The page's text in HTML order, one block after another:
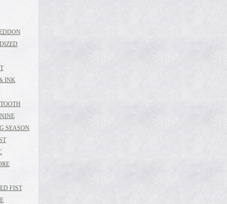
INK
SEASON
FIST